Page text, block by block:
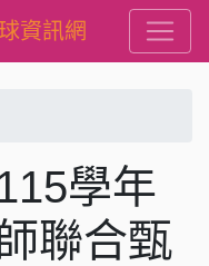
資訊網
學年
聯合甄